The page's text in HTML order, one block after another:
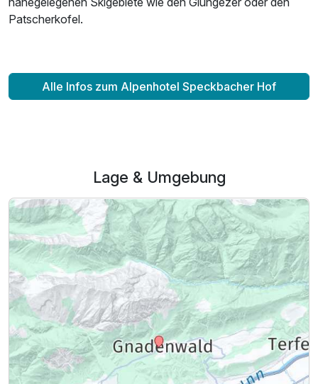
Patscherkofel.
Alle Infos zum Alpenhotel Speckbacher Hof
Lage & Umgebung